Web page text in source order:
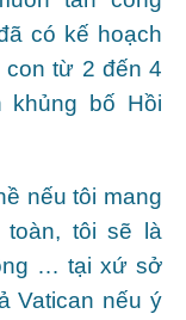
có kế hoạch
từ 2 đến 4
khủng bố Hồi
nếu tôi mang
tôi sẽ là
… tại xứ sở
Vatican nếu ý